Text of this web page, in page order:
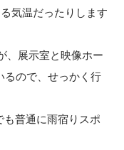
気温だったりします
、展示室と映像ホー
るので、せっかく行
普通に雨宿りスポ